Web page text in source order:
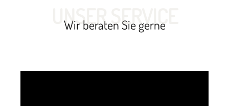
UNSER SERVICE
Wir beraten Sie gerne